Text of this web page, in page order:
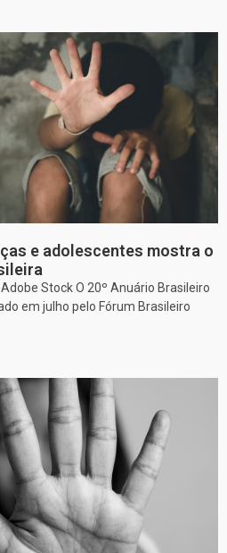
e adolescentes mostra o
Stock O 20º Anuário Brasileiro
em julho pelo Fórum Brasileiro